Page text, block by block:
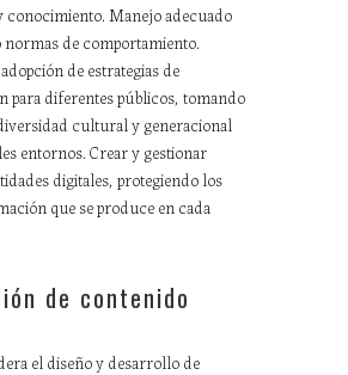
conocimiento. Manejo adecuado
normas de comportamiento.
de estrategias de
para diferentes públicos, tomando
cultural y generacional
entornos. Crear y gestionar
digitales, protegiendo los
que se produce en cada
de contenido
el diseño y desarrollo de